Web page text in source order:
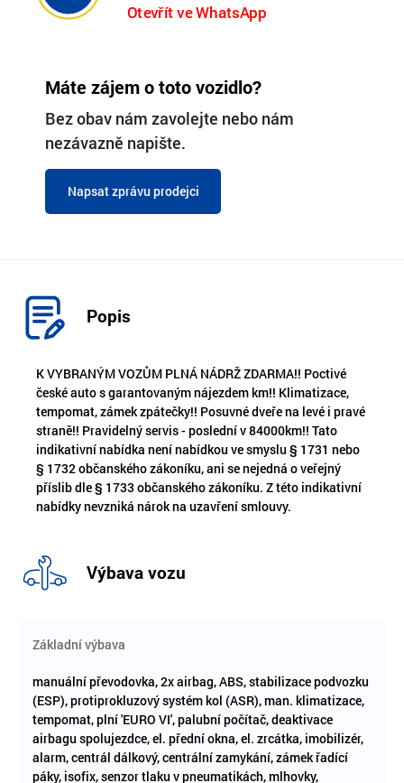
Otevřít ve WhatsApp
Máte zájem o toto vozidlo?
Bez obav nám zavolejte nebo nám
nezávazně napište.
Napsat zprávu prodejci
Popis
K VYBRANÝM VOZŮM PLNÁ NÁDRŽ ZDARMA!! Poctivé
české auto s garantovaným nájezdem km!! Klimatizace,
tempomat, zámek zpátečky!! Posuvné dveře na levé i pravé
straně!! Pravidelný servis - poslední v 84000km!! Tato
indikativní nabídka není nabídkou ve smyslu § 1731 nebo
§ 1732 občanského zákoníku, ani se nejedná o veřejný
příslib dle § 1733 občanského zákoníku. Z této indikativní
nabídky nevzniká nárok na uzavření smlouvy.
Výbava vozu
Základní výbava
manuální převodovka, 2x airbag, ABS, stabilizace podvozku
(ESP), protiprokluzový systém kol (ASR), man. klimatizace,
tempomat, plní 'EURO VI', palubní počítač, deaktivace
airbagu spolujezdce, el. přední okna, el. zrcátka, imobilizér,
alarm, centrál dálkový, centrální zamykání, zámek řadící
páky, isofix, senzor tlaku v pneumatikách, mlhovky,